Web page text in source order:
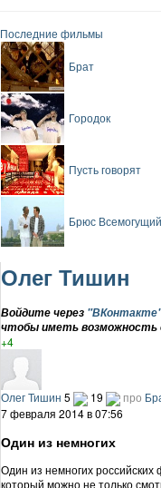
Последние фильмы
Брат
Городок
Пусть говорят
Брюс Всемогущий
Олег Тишин
Войдите через
чтобы иметь возможность
+4
Олег Тишин 5 19 про
7 февраля 2014 в 07:56
Один из немногих
Один из немногих российских
который можно не только